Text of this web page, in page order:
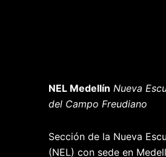
NEL Medellín Nueva
del Campo Freudiano
Sección de la Nueva
(NEL) con sede en